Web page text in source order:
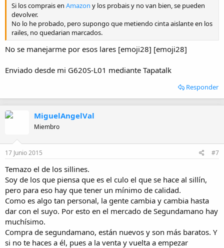
Si los comprais en Amazon y los probais y no van bien, se pueden
devolver.
No lo he probado, pero supongo que metiendo cinta aislante en los
railes, no quedarian marcados.
No se manejarme por esos lares [emoji28] [emoji28]
Enviado desde mi G620S-L01 mediante Tapatalk
Responder
MiguelAngelVal
Miembro
17 Junio 2015 #7
Temazo el de los sillines.
Soy de los que piensa que es el culo el que se hace al sillín,
pero para eso hay que tener un mínimo de calidad.
Como es algo tan personal, la gente cambia y cambia hasta
dar con el suyo. Por esto en el mercado de Segundamano hay
muchísimo.
Compra de segundamano, están nuevos y son más baratos. Y
si no te haces a él, pues a la venta y vuelta a empezar